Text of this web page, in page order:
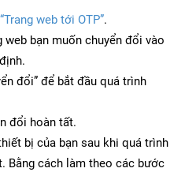
“Trang web tới OTP”.
web bạn muốn chuyển đổi vào
đổi” để bắt đầu quá trình
đổi hoàn tất.
bị của bạn sau khi quá trình
Bằng cách làm theo các bước